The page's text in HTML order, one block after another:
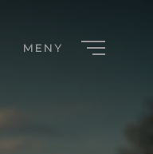
MENY